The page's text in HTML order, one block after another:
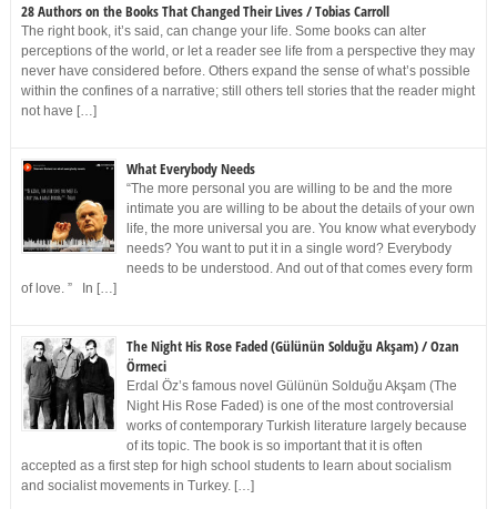
28 Authors on the Books That Changed Their Lives / Tobias Carroll
The right book, it’s said, can change your life. Some books can alter
perceptions of the world, or let a reader see life from a perspective they may
never have considered before. Others expand the sense of what’s possible
within the confines of a narrative; still others tell stories that the reader might
not have […]
What Everybody Needs
“The more personal you are willing to be and the more
intimate you are willing to be about the details of your own
life, the more universal you are. You know what everybody
needs? You want to put it in a single word? Everybody
needs to be understood. And out of that comes every form
of love. ” In […]
The Night His Rose Faded (Gülünün Solduğu Akşam) / Ozan
Örmeci
Erdal Öz’s famous novel Gülünün Solduğu Akşam (The
Night His Rose Faded) is one of the most controversial
works of contemporary Turkish literature largely because
of its topic. The book is so important that it is often
accepted as a first step for high school students to learn about socialism
and socialist movements in Turkey. […]